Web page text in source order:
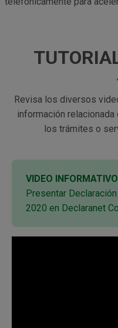
Revisa los diversos
información
los trámites o
VIDEO
Presentar
2020 en Declaranet